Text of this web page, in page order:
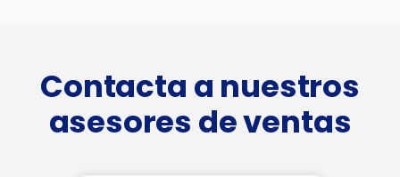
Contacta a nuestros
asesores de ventas